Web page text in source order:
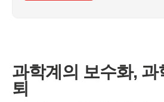
과학계의 보수화, 과
퇴